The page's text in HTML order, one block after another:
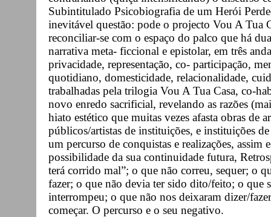
Subintitulado Psicobiografia de um Herói
inevitável questão: pode o projecto Vou A Tua
reconciliar-se com o espaço do palco que há
narrativa meta- ficcional e epistolar, em três
privacidade, representação, co- participação,
quotidiano, domesticidade, relacionalidade,
trabalhadas pela trilogia Vou A Tua Casa, co-
novo enredo sacrificial, revelando as razões
hiato estético que muitas vezes afasta obras de
públicos/artistas de instituições, e instituições
um percurso de conquistas e realizações, assim
possibilidade da sua continuidade futura,
terá corrido mal”; o que não correu, sequer; o
fazer; o que não devia ter sido dito/feito; o que
interrompeu; o que não nos deixaram dizer/
começar. O percurso e o seu negativo.